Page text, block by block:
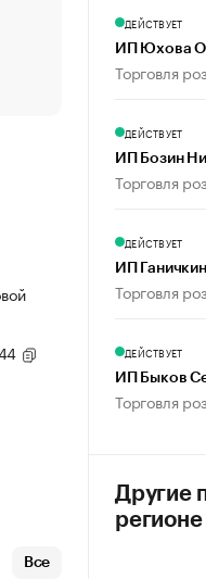
Что обвинения
пользователей
Все
ДЕЙСТВУЕТ
ИП Юхова
Торговля
ДЕЙСТВУЕТ
ИП Бозин
Торговля
ДЕЙСТВУЕТ
ИП
Торговля
ДЕЙСТВУЕТ
ИП Быков
Торговля
Другие